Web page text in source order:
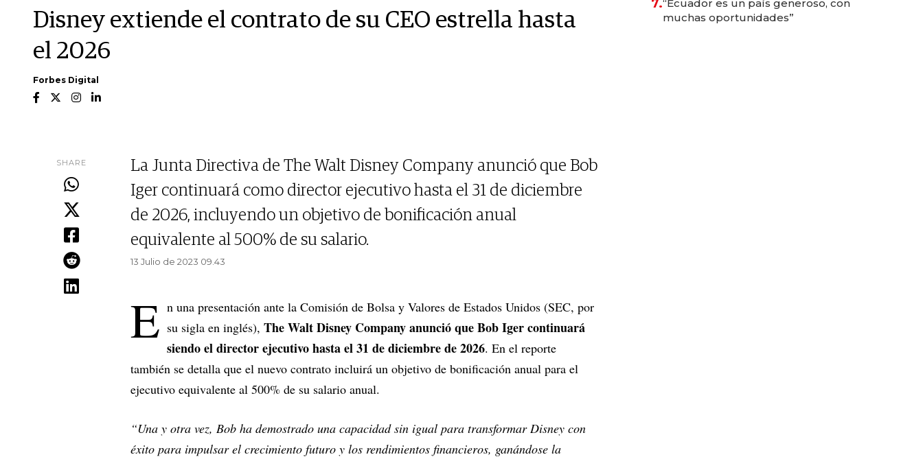
Disney extiende el contrato de su CEO estrella hasta
el 2026
Forbes Digital
SHARE
La Junta Directiva de The Walt Disney Company anunció que Bob
Iger continuará como director ejecutivo hasta el 31 de diciembre
de 2026, incluyendo un objetivo de bonificación anual
equivalente al 500% de su salario.
13 Julio de 2023 09.43
E n una presentación ante la Comisión de Bolsa y Valores de Estados Unidos (SEC, por
su sigla en inglés), The Walt Disney Company anunció que Bob Iger continuará
siendo el director ejecutivo hasta el 31 de diciembre de 2026. En el reporte
también se detalla que el nuevo contrato incluirá un objetivo de bonificación anual para el
ejecutivo equivalente al 500% de su salario anual.
“Una y otra vez, Bob ha demostrado una capacidad sin igual para transformar Disney con
éxito para impulsar el crecimiento futuro y los rendimientos financieros, ganándose la
7.“Ecuador es un país generoso, con
muchas oportunidades”